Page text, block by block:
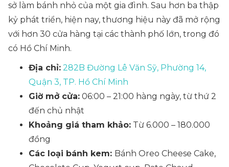
sở làm bánh nhỏ của một gia đình. Sau hơn ba thập
kỷ phát triển, hiện nay, thương hiệu này đã mở rộng
với hơn 30 cửa hàng tại các thành phố lớn, trong đó
có Hồ Chí Minh.
Địa chỉ: 282B Đường Lê Văn Sỹ, Phường 14,
Quận 3, TP. Hồ Chí Minh
Giờ mở cửa: 06:00 – 21:00 hàng ngày, từ thứ 2
đến chủ nhật
Khoảng giá tham khảo: Từ 6.000 – 180.000
đồng
Các loại bánh kem: Bánh Oreo Cheese Cake,